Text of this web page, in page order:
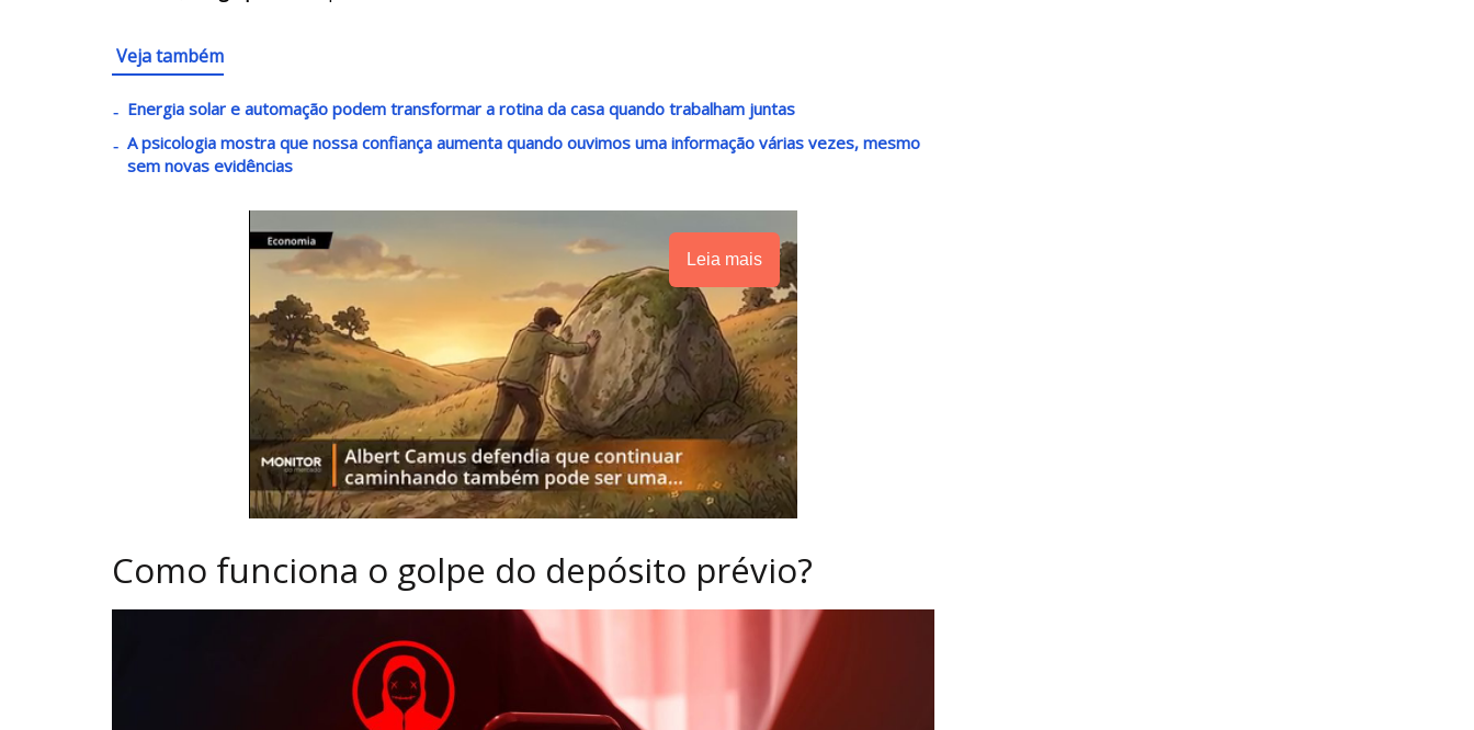
Veja também
Energia solar e automação podem transformar a rotina da casa quando trabalham juntas
A psicologia mostra que nossa confiança aumenta quando ouvimos uma informação várias vezes, mesmo
sem novas evidências
Leia mais
Como funciona o golpe do depósito prévio?